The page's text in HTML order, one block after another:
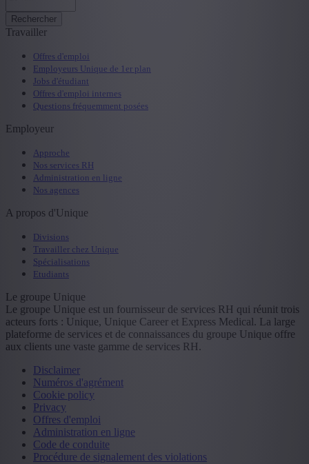
Rechercher
Travailler
Offres d'emploi
Employeurs Unique de 1er plan
Jobs d'étudiant
Offres d'emploi internes
Questions fréquemment posées
Employeur
Approche
Nos services RH
Administration en ligne
Nos agences
A propos d'Unique
Divisions
Travailler chez Unique
Spécialisations
Etudiants
Le groupe Unique
Le groupe Unique est un fournisseur de services RH qui réunit trois
acteurs forts : Unique, Unique Career et Express Medical. La large
plateforme de services et de connaissances du groupe Unique offre
aux clients une vaste gamme de services RH.
Disclaimer
Numéros d'agrément
Cookie policy
Privacy
Offres d'emploi
Administration en ligne
Code de conduite
Procédure de signalement des violations